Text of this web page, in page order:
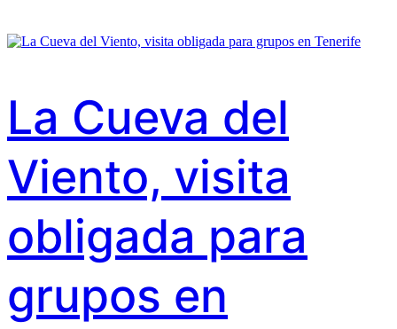
La Cueva del
Viento, visita
obligada para
grupos en